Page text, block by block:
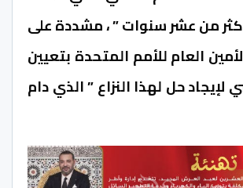
من عشر سنوات ” ، مشددة على
العام للأمم المتحدة بتعيين
حل لهذا النزاع ” الذي دام